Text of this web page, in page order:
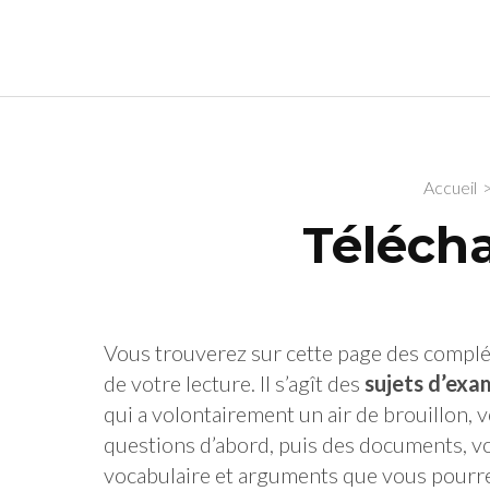
Accueil >
Vous trouverez sur cette page des
de votre lecture. Il s’agît des sujets
qui a volontairement un air de brouillon,
questions d’abord, puis des documents,
vocabulaire et arguments que vous